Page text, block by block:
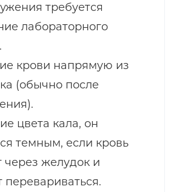
требуется
лабораторного
крови напрямую из
(обычно после
цвета кала, он
темным, если кровь
через желудок и
перевариваться.